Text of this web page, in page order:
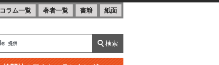
コラム一覧 著者一覧 書籍 紙面